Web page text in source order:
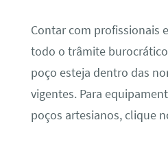
Contar com profissionais
todo o trâmite
poço esteja dentro das
vigentes. Para
poços artesianos, clique